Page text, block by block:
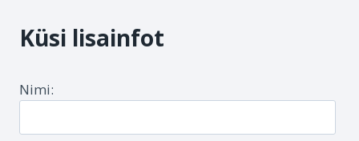
Küsi lisainfot
Nimi: